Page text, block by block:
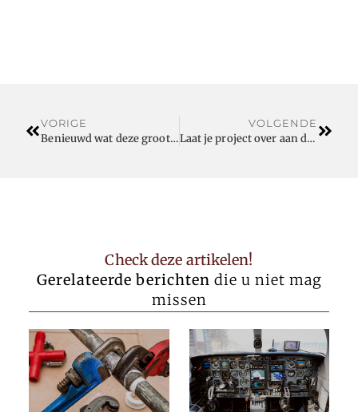
VORIGE
Benieuwd wat deze groothandel voor u kan doen met staal in provincie Oost-Vlaanderen?
VOLGENDE
Laat je project over aan dit ervaren grafisch bureau uit Mol
Check deze artikelen!
Gerelateerde berichten die u niet mag
missen